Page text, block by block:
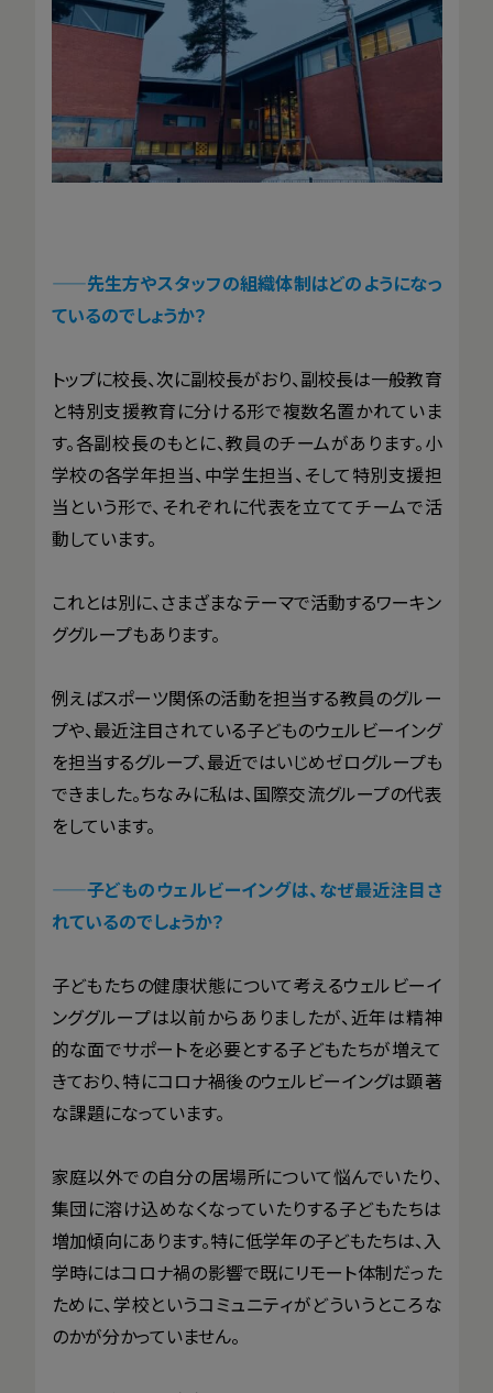
——先生方やスタッフの組織体制はどのようになっ
ているのでしょうか？
トップに校長、次に副校長がおり、副校長は一般教育
と特別支援教育に分ける形で複数名置かれていま
す。各副校長のもとに、教員のチームがあります。小
学校の各学年担当、中学生担当、そして特別支援担
当という形で、それぞれに代表を立ててチームで活
動しています。
これとは別に、さまざまなテーマで活動するワーキン
ググループもあります。
例えばスポーツ関係の活動を担当する教員のグルー
プや、最近注目されている子どものウェルビーイング
を担当するグループ、最近ではいじめゼログループも
できました。ちなみに私は、国際交流グループの代表
をしています。
——子どものウェルビーイングは、なぜ最近注目さ
れているのでしょうか？
子どもたちの健康状態について考えるウェルビーイ
ンググループは以前からありましたが、近年は精神
的な面でサポートを必要とする子どもたちが増えて
きており、特にコロナ禍後のウェルビーイングは顕著
な課題になっています。
家庭以外での自分の居場所について悩んでいたり、
集団に溶け込めなくなっていたりする子どもたちは
増加傾向にあります。特に低学年の子どもたちは、入
学時にはコロナ禍の影響で既にリモート体制だった
ために、学校というコミュニティがどういうところな
のかが分かっていません。